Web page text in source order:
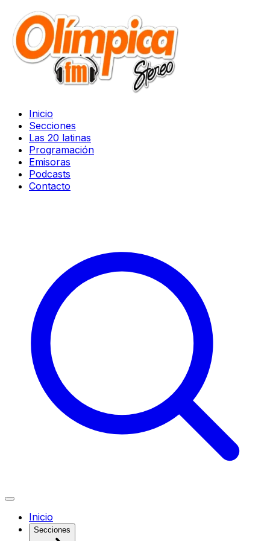
Inicio
Secciones
Las 20 latinas
Programación
Emisoras
Podcasts
Contacto
Inicio
Secciones